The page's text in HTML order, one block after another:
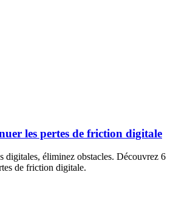
les pertes de friction digitale
digitales, éliminez obstacles. Découvrez 6
de friction digitale.
pertes de friction digitale